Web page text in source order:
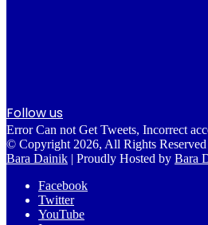
Follow us
Error Can not Get Tweets, Incorrect
© Copyright 2026, All Rights
Bara Dainik | Proudly Hosted by Bara
Facebook
Twitter
YouTube